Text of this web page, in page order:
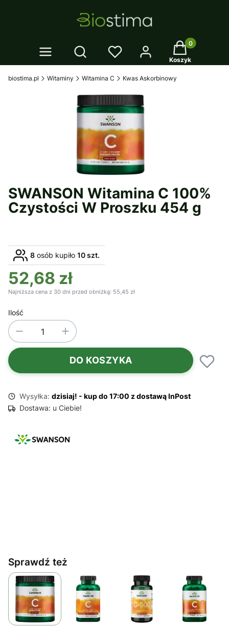
Otwórz wyszukiwarkę Twój koszyk:
Koszyk
biostima.pl Witaminy Witamina C Kwas Askorbinowy
SWANSON Witamina C 100%
Czystości W Proszku 454 g
8 osób kupiło 10 szt.
52,68 zł
Najniższa cena z 30 dni przed obniżką: 55,45 zł
Ilość
DO KOSZYKA
Wysyłka: dzisiaj! - kup do 17:00 z dostawą InPost
Dostawa: u Ciebie!
Sprawdź też